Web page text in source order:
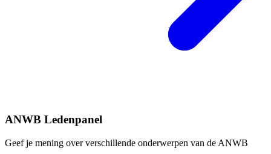
ANWB Ledenpanel
Geef je mening over verschillende onderwerpen van de ANWB